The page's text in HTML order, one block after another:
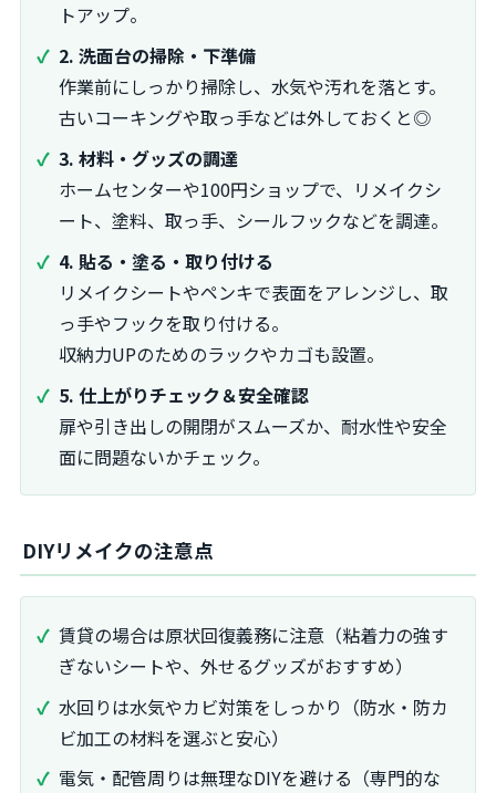
トアップ。
2. 洗面台の掃除・下準備
作業前にしっかり掃除し、水気や汚れを落とす。
古いコーキングや取っ手などは外しておくと◎
3. 材料・グッズの調達
ホームセンターや100円ショップで、リメイクシ
ート、塗料、取っ手、シールフックなどを調達。
4. 貼る・塗る・取り付ける
リメイクシートやペンキで表面をアレンジし、取
っ手やフックを取り付ける。
収納力UPのためのラックやカゴも設置。
5. 仕上がりチェック＆安全確認
扉や引き出しの開閉がスムーズか、耐水性や安全
面に問題ないかチェック。
DIYリメイクの注意点
賃貸の場合は原状回復義務に注意（粘着力の強す
ぎないシートや、外せるグッズがおすすめ）
水回りは水気やカビ対策をしっかり（防水・防カ
ビ加工の材料を選ぶと安心）
電気・配管周りは無理なDIYを避ける（専門的な